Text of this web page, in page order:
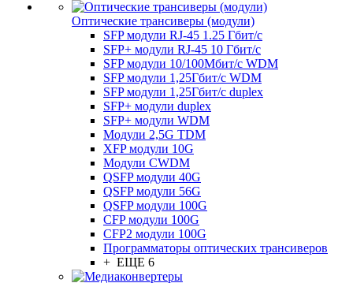
Оптические трансиверы (модули)
SFP модули RJ-45 1.25 Гбит/c
SFP+ модули RJ-45 10 Гбит/c
SFP модули 10/100Мбит/с WDM
SFP модули 1,25Гбит/с WDM
SFP модули 1,25Гбит/с duplex
SFP+ модули duplex
SFP+ модули WDM
Модули 2,5G TDM
XFP модули 10G
Модули CWDM
QSFP модули 40G
QSFP модули 56G
QSFP модули 100G
CFP модули 100G
CFP2 модули 100G
Программаторы оптических трансиверов
+ ЕЩЕ 6